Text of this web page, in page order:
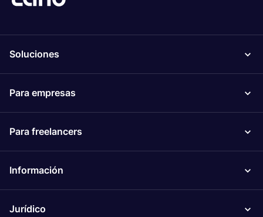
Soluciones
Para empresas
Para freelancers
Información
Jurídico